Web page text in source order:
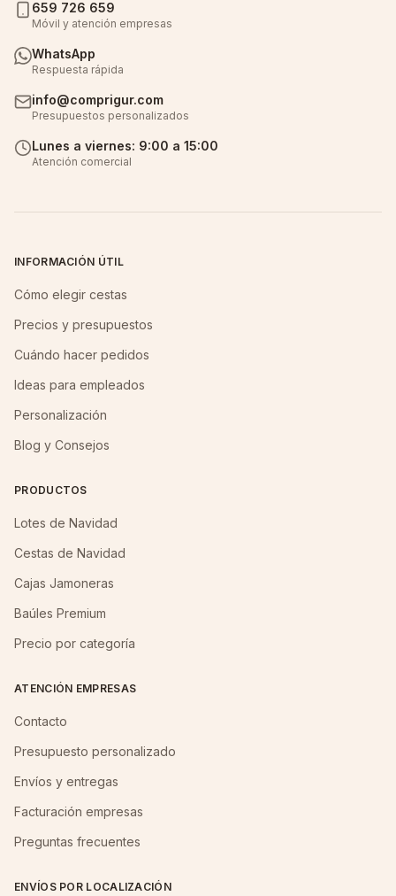
659 726 659
Móvil y atención empresas
WhatsApp
Respuesta rápida
info@comprigur.com
Presupuestos personalizados
Lunes a viernes: 9:00 a 15:00
Atención comercial
INFORMACIÓN ÚTIL
Cómo elegir cestas
Precios y presupuestos
Cuándo hacer pedidos
Ideas para empleados
Personalización
Blog y Consejos
PRODUCTOS
Lotes de Navidad
Cestas de Navidad
Cajas Jamoneras
Baúles Premium
Precio por categoría
ATENCIÓN EMPRESAS
Contacto
Presupuesto personalizado
Envíos y entregas
Facturación empresas
Preguntas frecuentes
ENVÍOS POR LOCALIZACIÓN